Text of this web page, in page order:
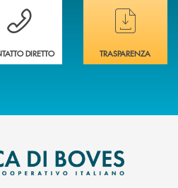
a te
bisogno di assistenza immediata ?
DIRETTO
Hai bisogno di
TRASPARENZA